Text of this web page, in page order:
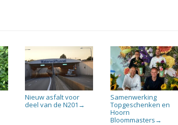
Nieuw asfalt voor
deel van de N201 →
Samenwerking
Topgeschenken en
Hoorn
Bloommasters →